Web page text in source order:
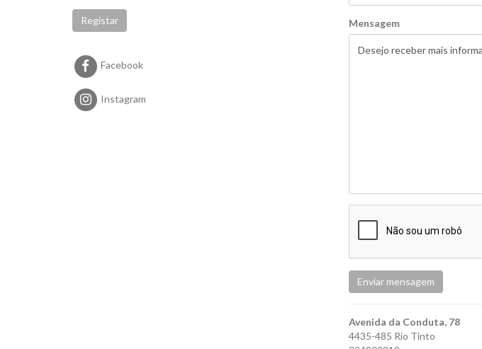
Registar
Facebook
Instagram
Mensagem
Enviar mensagem
Avenida da Conduta, 78
4435-485 Rio Tinto